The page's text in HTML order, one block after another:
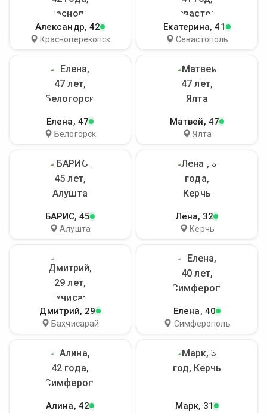
Александр, 42
Красноперекопск
Екатерина, 41
Севастополь
Елена, 47
Белогорск
Матвей, 47
Ялта
БАРИС, 45
Алушта
Лена, 32
Керчь
Дмитрий, 29
Бахчисарай
Елена, 40
Симферополь
Алина, 42 Марк, 31